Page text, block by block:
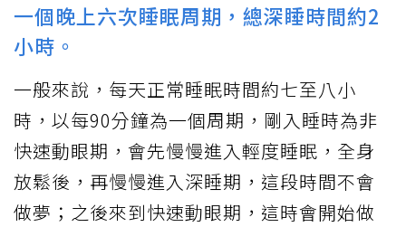
一個晚上六次睡眠周期，總深睡時間約2
小時。
一般來說，每天正常睡眠時間約七至八小
時，以每90分鐘為一個周期，剛入睡時為非
快速動眼期，會先慢慢進入輕度睡眠，全身
放鬆後，再慢慢進入深睡期，這段時間不會
做夢；之後來到快速動眼期，這時會開始做